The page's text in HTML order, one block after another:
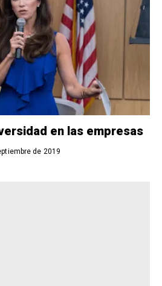
en las empresas
de 2019